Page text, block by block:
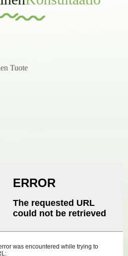
Tuote
International Building, Nro 2,
Huicheng District, Huizhou City